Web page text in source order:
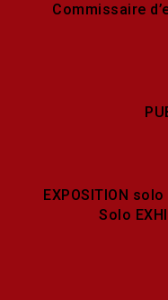
Commissaire
EXPOSITION solo
Solo